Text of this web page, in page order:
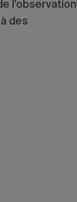
l’observation
des